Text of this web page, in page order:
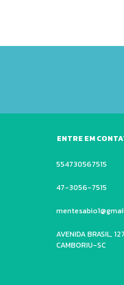
ENTRE EM
554730567515
47-3056-7515
AVENIDA BRASIL,
CAMBORIU-SC